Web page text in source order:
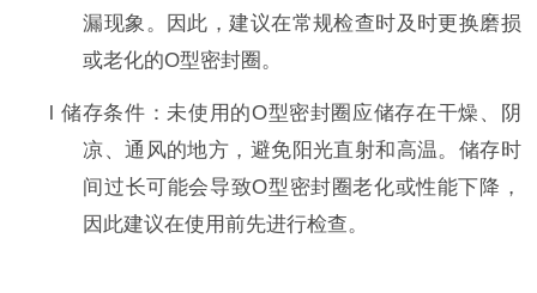
漏现象。因此，建议在常规检查时及时更换磨损
或老化的O型密封圈。
l储存条件：未使用的O型密封圈应储存在干燥、阴
凉、通风的地方，避免阳光直射和高温。储存时
间过长可能会导致O型密封圈老化或性能下降，
因此建议在使用前先进行检查。